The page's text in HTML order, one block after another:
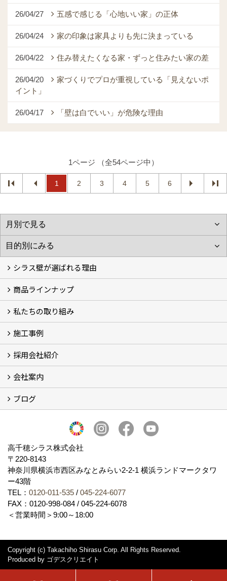
26/04/27 五感で感じる「心地いい家」の正体
26/04/24 家の印象は家具よりも先に決まっている
26/04/22 住み替えたくなる家・ずっと住みたい家の差
26/04/20
家づくりでプロが重視している「見えないポ
イント」
26/04/17 「壁は白でいい」が危険な理由
1ページ （全54ページ中）
1 2 3 4 5 6
シラス壁が選ばれる理由
シラスストーリー
こだわり
シラス壁の驚くべき性能
商品ラインナップ
一覧
内装仕上げ材
外装仕上げ材
舗装材
水性無機高分子系ハイブリッド型塗料
エコリフォーム
消臭壁紙
Q&A
資料PDF
私たちの取り組み
SDGs、GHGへの取り組み (2)
マグマシラス米
特別対談 (2)
高千穂シラス解説ムービー
研究プロジェクト (4)
プロジェクト (3)
施工事例
施工事例
お客様からのお便り
採用会社紹介
採用会社紹介
「鏝人の会」左官店のご紹介
会社案内
会社概要・沿革
代表の実績
製造紹介
ショールーム
アクセス
採用情報
バナーダウンロード
プライバシーポリシー
Takachiho Shirasu Global Site
LINE公式アカウント
ブログ
高千穂シラス株式会社
〒220-8143
神奈川県横浜市西区みなとみらい2‐2‐1 横浜ランドマークタワ
ー43階
TEL： 0120-011-535 / 045-224-6077
FAX：0120-998-084 / 045-224-6078
＜営業時間＞9:00～18:00
Copyright (c) Takachiho Shirasu Corp. All Rights Reserved.
Produced by ゴデスクリエイト